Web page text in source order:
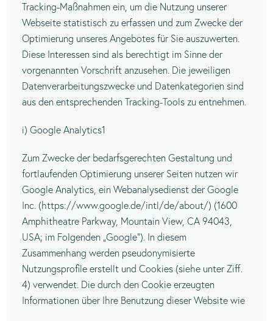
Tracking-Maßnahmen ein, um die Nutzung unserer
Webseite statistisch zu erfassen und zum Zwecke der
Optimierung unseres Angebotes für Sie auszuwerten.
Diese Interessen sind als berechtigt im Sinne der
vorgenannten Vorschrift anzusehen. Die jeweiligen
Datenverarbeitungszwecke und Datenkategorien sind
aus den entsprechenden Tracking-Tools zu entnehmen.
i) Google Analytics1
Zum Zwecke der bedarfsgerechten Gestaltung und
fortlaufenden Optimierung unserer Seiten nutzen wir
Google Analytics, ein Webanalysedienst der Google
Inc. (https://www.google.de/intl/de/about/) (1600
Amphitheatre Parkway, Mountain View, CA 94043,
USA; im Folgenden „Google“). In diesem
Zusammenhang werden pseudonymisierte
Nutzungsprofile erstellt und Cookies (siehe unter Ziff.
4) verwendet. Die durch den Cookie erzeugten
Informationen über Ihre Benutzung dieser Website wie